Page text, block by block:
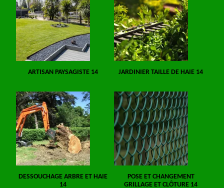
ARTISAN PAYSAGISTE 14 JARDINIER TAILLE DE HAIE 14
DESSOUCHAGE ARBRE ET HAIE
14
POSE ET CHANGEMENT
GRILLAGE ET CLÔTURE 14